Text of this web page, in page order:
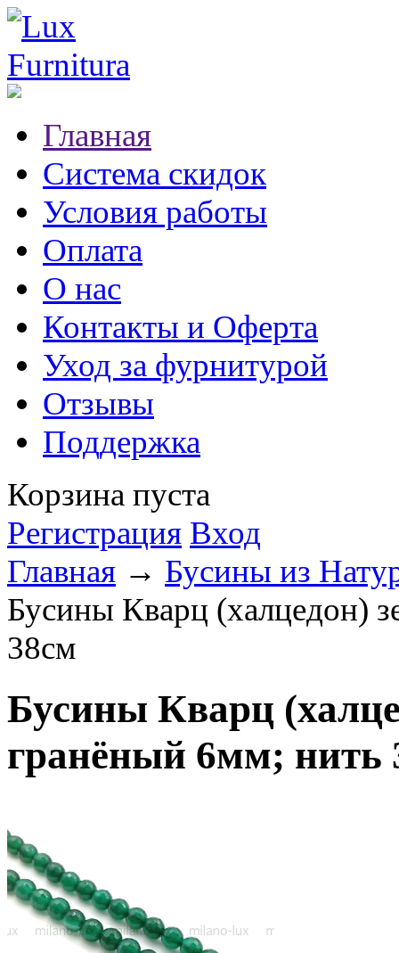
Главная
Система скидок
Условия работы
Оплата
О нас
Контакты и Оферта
Уход за фурнитурой
Отзывы
Поддержка
Корзина пуста
Регистрация Вход
Главная → Бусины из
Бусины Кварц (халцедон)
38см
Бусины Кварц
гранёный 6мм; нить